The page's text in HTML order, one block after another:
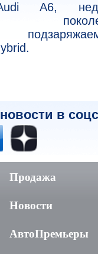
A6,
в
Продажа
Новости
АвтоПремьеры